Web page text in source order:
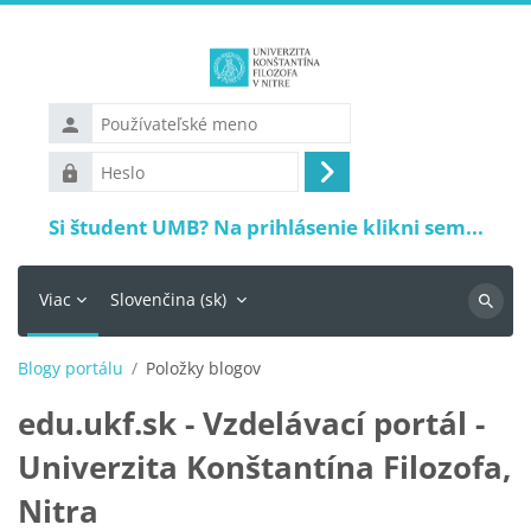
Používateľské
meno
Heslo
Prihlásiť
sa
Si študent UMB? Na prihlásenie klikni sem...
Viac Slovenčina ‎(sk)‎
Blogy portálu Položky blogov
edu.ukf.sk - Vzdelávací portál -
Univerzita Konštantína Filozofa,
Nitra